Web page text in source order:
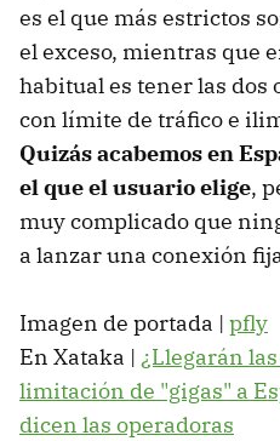
es el que más estrictos
el exceso, mientras que
habitual es tener las dos
con límite de tráfico e
Quizás acabemos en
el que el usuario elige,
muy complicado que
a lanzar una conexión
Imagen de portada | pfly
En Xataka | ¿Llegarán
limitación de "gigas" a
dicen las operadoras